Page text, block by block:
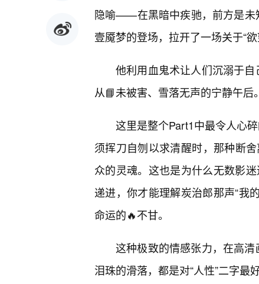
隐喻——在黑暗中疾驰，前方是未
壹魇梦的登场，拉开了一场关于“欲
他利用血鬼术让人们沉溺于
从📘未被害、雪落无声的宁静午后。
这里是整个Part1中最令人心
须挥刀自刎以求清醒时，那种断
众的灵魂。这也是为什么无数影
递进，你才能理解炭治郎那声“我
命运的🔥不甘。
这种极致的情感张力，在高
泪珠的滑落，都是对“人性”二字最